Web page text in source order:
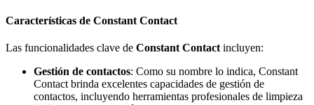
Características de Constant Contact
Las funcionalidades clave de Constant Contact incluyen:
Gestión de contactos: Como su nombre lo indica, Constant
Contact brinda excelentes capacidades de gestión de
contactos, incluyendo herramientas profesionales de limpieza